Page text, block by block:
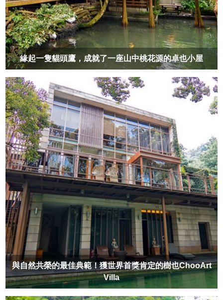
緣起一隻貓頭鷹，成就了一座山中桃花源的卓也小屋
與自然共榮的最佳典範！獲世界首獎肯定的樹也ChooArt
Villa